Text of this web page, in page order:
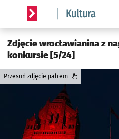
Serwis informacyjny
Zdjęcie wrocławianina z
konkursie [5/24]
Przesuń zdjęcie palcem